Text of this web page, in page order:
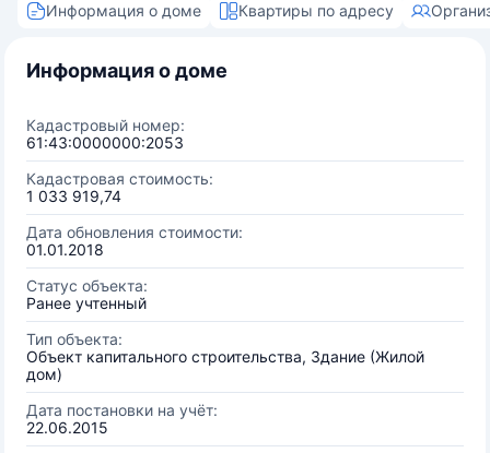
Информация о доме Квартиры по адресу
Информация о доме
Кадастровый номер:
61:43:0000000:2053
Кадастровая стоимость:
1 033 919,74
Дата обновления стоимости:
01.01.2018
Статус объекта:
Ранее учтенный
Тип объекта:
Объект капитального строительства, Здание (Жилой
дом)
Дата постановки на учёт:
22.06.2015